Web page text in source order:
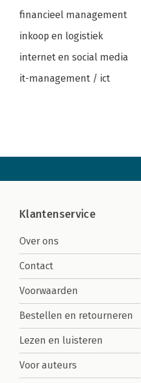
financieel management
inkoop en logistiek
internet en social media
it-management / ict
Klantenservice
Over ons
Contact
Voorwaarden
Bestellen en retourneren
Lezen en luisteren
Voor auteurs